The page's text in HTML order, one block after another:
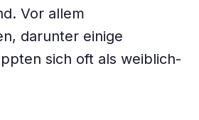
Vor allem
darunter einige
sich oft als weiblich-